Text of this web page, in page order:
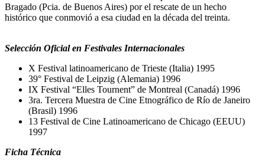
Bragado (Pcia. de Buenos Aires) por el rescate de un hecho
histórico que conmovió a esa ciudad en la década del treinta.
Selección Oficial en Festivales Internacionales
X Festival latinoamericano de Trieste (Italia) 1995
39° Festival de Leipzig (Alemania) 1996
IX Festival “Elles Tournent” de Montreal (Canadá) 1996
3ra. Tercera Muestra de Cine Etnográfico de Río de Janeiro
(Brasil) 1996
13 Festival de Cine Latinoamericano de Chicago (EEUU)
1997
Ficha Técnica